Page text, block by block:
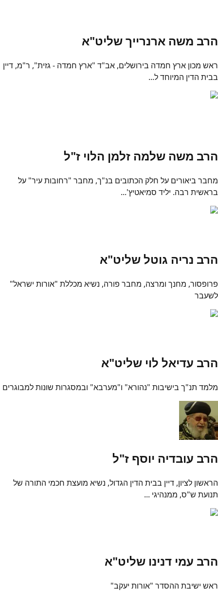
הרב משה ארנרייך שליט"א
ראש מכון ארץ חמדה בירושלים, אב"ד "ארץ חמדה - גזית", ר"מ, דיין
בבית הדין המיוחד ל...
הרב משה שלמה זלמן הלוי ז"ל
מחבר ביאורים על חלק הכתובים בנ"ך, מחבר "רחובות עיר" על
בראשית רבה. יליד סמיאטיץ'...
הרב נריה גוטל שליט"א
פרופסור, מחנך ומרצה, מחבר פורה, נשיא מכללת "אורות ישראל"
לשעבר
הרב עדיאל לוי שליט"א
מלמד תנ"ך בישיבות "נהורא" ו"מערבא" ובמסגרות שונות למבוגרים
הרב עובדיה יוסף ז"ל
הראשון לציון, דיין בבית הדין הגדול, נשיא מועצת חכמי התורה של
תנועת ש"ס, ממנהיגי ...
הרב עמי דנינו שליט"א
ראש ישיבת ההסדר "אורות יעקב"